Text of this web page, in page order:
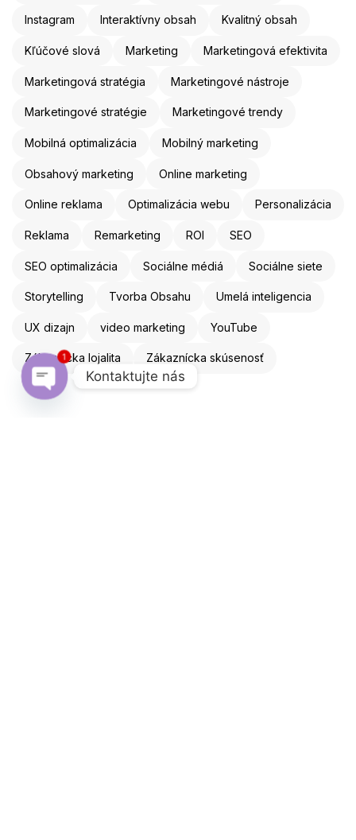
Instagram Interaktívny obsah Kvalitný obsah
Kľúčové slová Marketing Marketingová efektivita
Marketingová stratégia Marketingové nástroje
Marketingové stratégie Marketingové trendy
Mobilná optimalizácia Mobilný marketing
Obsahový marketing Online marketing
Online reklama Optimalizácia webu Personalizácia
Reklama Remarketing ROI SEO
SEO optimalizácia Sociálne médiá Sociálne siete
Storytelling Tvorba Obsahu Umelá inteligencia
UX dizajn video marketing YouTube
Zákaznícka lojalita Zákaznícka skúsenosť
Kontaktujte nás
1